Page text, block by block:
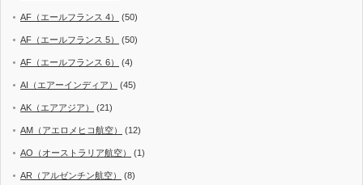
AF（エールフランス 4） (50)
AF（エールフランス 5） (50)
AF（エールフランス 6） (4)
AI（エアーインディア） (45)
AK（エアアジア） (21)
AM（アエロメヒコ航空） (12)
AO（オーストラリア航空） (1)
AR（アルゼンチン航空） (8)